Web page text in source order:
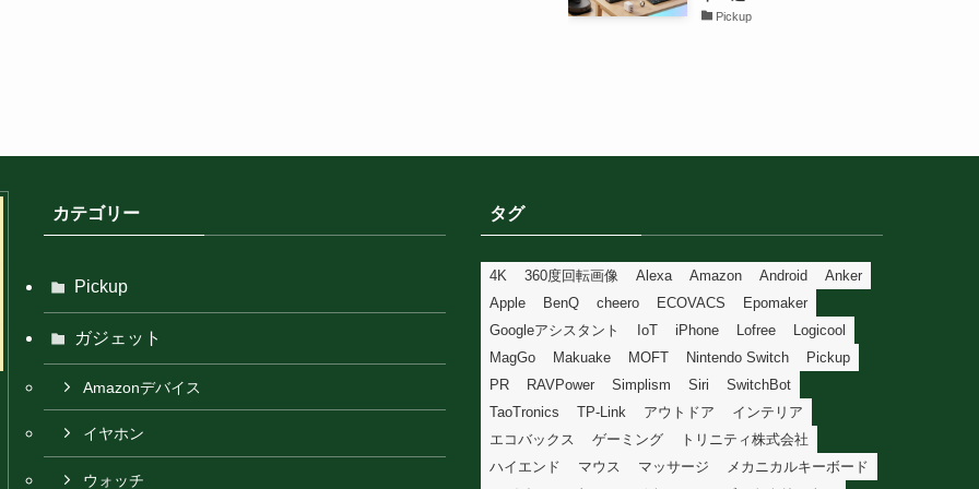
Pickup
カテゴリー
Pickup
ガジェット
Amazonデバイス
イヤホン
ウォッチ
タグ
4K 360度回転画像 Alexa Amazon Android
Anker
Apple
BenQ cheero ECOVACS
Epomaker
Googleアシスタント
IoT iPhone Lofree
Logicool
MagGo
Makuake MOFT Nintendo Switch
Pickup
PR
RAVPower Simplism Siri
SwitchBot
TaoTronics
TP-Link アウトドア
インテリア
エコバックス
ゲーミング
トリニティ株式会社
ハイエンド
マウス マッサージ
メカニカルキーボード